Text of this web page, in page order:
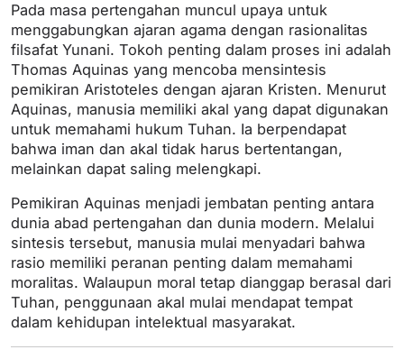
Pada masa pertengahan muncul upaya untuk
menggabungkan ajaran agama dengan rasionalitas
filsafat Yunani. Tokoh penting dalam proses ini adalah
Thomas Aquinas yang mencoba mensintesis
pemikiran Aristoteles dengan ajaran Kristen. Menurut
Aquinas, manusia memiliki akal yang dapat digunakan
untuk memahami hukum Tuhan. Ia berpendapat
bahwa iman dan akal tidak harus bertentangan,
melainkan dapat saling melengkapi.
Pemikiran Aquinas menjadi jembatan penting antara
dunia abad pertengahan dan dunia modern. Melalui
sintesis tersebut, manusia mulai menyadari bahwa
rasio memiliki peranan penting dalam memahami
moralitas. Walaupun moral tetap dianggap berasal dari
Tuhan, penggunaan akal mulai mendapat tempat
dalam kehidupan intelektual masyarakat.